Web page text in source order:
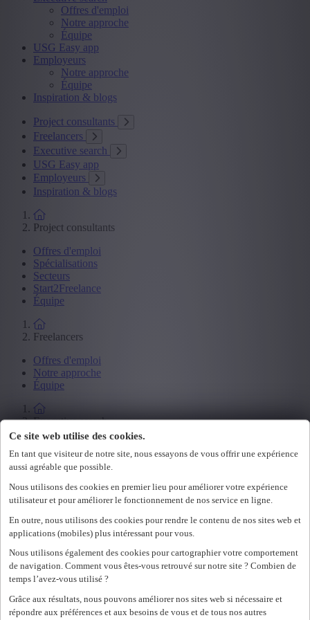
Ce site web utilise des cookies.
En tant que visiteur de notre site, nous essayons de vous offrir une expérience
aussi agréable que possible.
Nous utilisons des cookies en premier lieu pour améliorer votre expérience
utilisateur et pour améliorer le fonctionnement de nos service en ligne.
En outre, nous utilisons des cookies pour rendre le contenu de nos sites web et
applications (mobiles) plus intéressant pour vous.
Nous utilisons également des cookies pour cartographier votre comportement
de navigation. Comment vous êtes-vous retrouvé sur notre site ? Combien de
temps l’avez-vous utilisé ?
Grâce aux résultats, nous pouvons améliorer nos sites web si nécessaire et
répondre aux préférences et aux besoins de vous et de tous nos autres
Offres d'emploi
Notre approche
Équipe
USG Easy app
Employeurs
Notre approche
Équipe
Inspiration & blogs
Project consultants
Freelancers
Executive search
USG Easy app
Employeurs
Inspiration & blogs
Project consultants
Offres d'emploi
Spécialisations
Secteurs
Start2Freelance
Équipe
Freelancers
Offres d'emploi
Notre approche
Équipe
Executive search
Notre approche
Équipe
Employeurs
Notre approche
Équipe
Loading...
Oups... il semble y avoir une erreur